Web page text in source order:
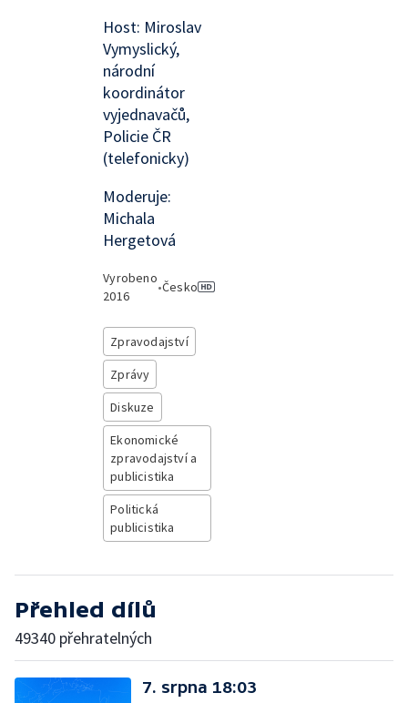
Host: Miroslav
Vymyslický,
národní
koordinátor
vyjednavačů,
Policie ČR
(telefonicky)
Moderuje:
Michala
Hergetová
Vyrobeno
2016
•Česko
Zpravodajství
Zprávy
Diskuze
Ekonomické
zpravodajství a
publicistika
Politická
publicistika
Přehled dílů
49340 přehratelných
7. srpna 18:03